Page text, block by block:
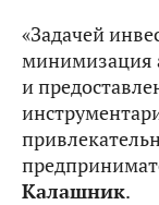
«Задачей
минимизация
и
Калашник.